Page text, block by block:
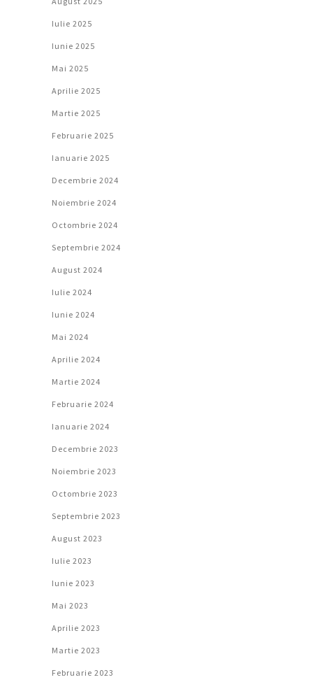
Iulie 2025
Iunie 2025
Mai 2025
Aprilie 2025
Martie 2025
Februarie 2025
Ianuarie 2025
Decembrie 2024
Noiembrie 2024
Octombrie 2024
Septembrie 2024
August 2024
Iulie 2024
Iunie 2024
Mai 2024
Aprilie 2024
Martie 2024
Februarie 2024
Ianuarie 2024
Decembrie 2023
Noiembrie 2023
Octombrie 2023
Septembrie 2023
August 2023
Iulie 2023
Iunie 2023
Mai 2023
Aprilie 2023
Martie 2023
Februarie 2023